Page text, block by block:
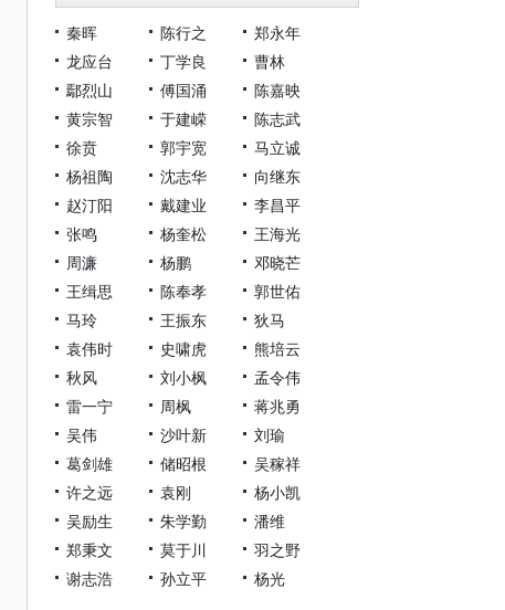
秦晖 陈行之
郑永年
龙应台
丁学良
曹林
鄢烈山
傅国涌
陈嘉映
黄宗智
于建嵘
陈志武
徐贲
郭宇宽
马立诚
杨祖陶
沈志华
向继东
赵汀阳
戴建业
李昌平
张鸣
杨奎松
王海光
周濂
杨鹏
邓晓芒
王缉思
陈奉孝
郭世佑
马玲
王振东
狄马
袁伟时
史啸虎
熊培云
秋风
刘小枫
孟令伟
雷一宁
周枫
蒋兆勇
吴伟
沙叶新
刘瑜
葛剑雄
储昭根
吴稼祥
许之远
袁刚
杨小凯
吴励生
朱学勤
潘维
郑秉文
莫于川
羽之野
谢志浩
孙立平 杨光